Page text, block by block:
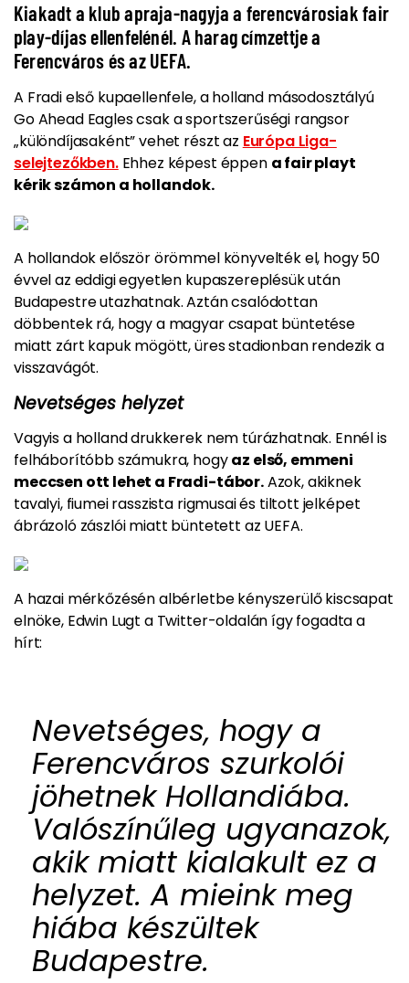
Kiakadt a klub apraja-nagyja a ferencvárosiak fair
play-díjas ellenfelénél. A harag címzettje a
Ferencváros és az UEFA.
A Fradi első kupaellenfele, a holland másodosztályú
Go Ahead Eagles csak a sportszerűségi rangsor
„különdíjasaként” vehet részt az Európa Liga-
selejtezőkben.Ehhez képest éppen a fair playt
kérik számon a hollandok.
A hollandok először örömmel könyvelték el, hogy 50
évvel az eddigi egyetlen kupaszereplésük után
Budapestre utazhatnak. Aztán csalódottan
döbbentek rá, hogy a magyar csapat büntetése
miatt zárt kapuk mögött,üres stadionban rendezik a
visszavágót.
Nevetséges helyzet
Vagyis a holland drukkerek nem túrázhatnak. Ennél is
felháborítóbb számukra, hogyaz első, emmeni
meccsen ott lehet a Fradi-tábor.Azok, akiknek
tavalyi, fiumei rasszista rigmusai és tiltott jelképet
ábrázoló zászlói miatt büntetett az UEFA.
A hazai mérkőzésén albérletbe kényszerülő kiscsapat
elnöke, Edwin Lugt a Twitter-oldalán így fogadta a
hírt:
Nevetséges, hogy a
Ferencváros szurkolói
jöhetnek Hollandiába.
Valószínűleg ugyanazok,
akik miatt kialakult ez a
helyzet. A mieink meg
hiába készültek
Budapestre.